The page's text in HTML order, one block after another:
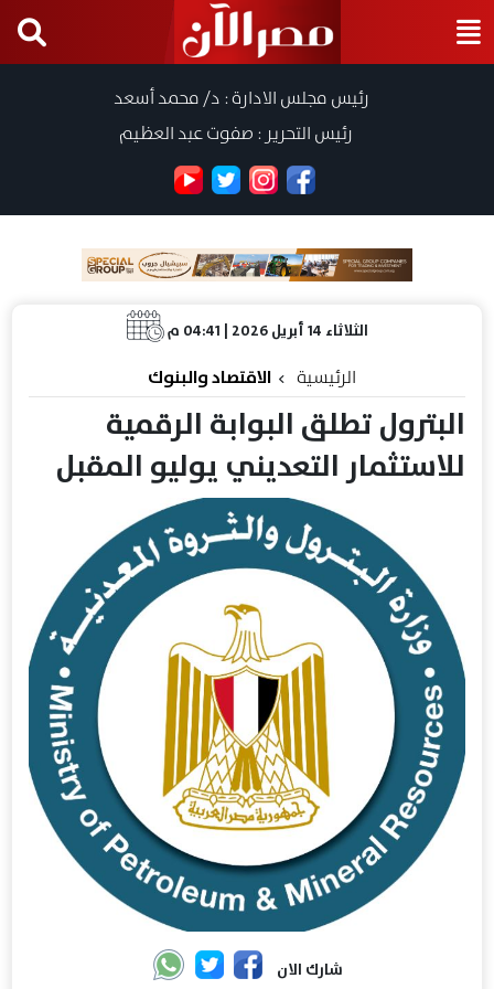
رئيس مجلس الادارة : د/ محمد أسعد
رئيس التحرير : صفوت عبد العظيم
الثلاثاء 14 أبريل 2026 | 04:41 م
الرئيسية الاقتصاد والبنوك
البترول تطلق البوابة الرقمية
للاستثمار التعديني يوليو المقبل
شارك الان